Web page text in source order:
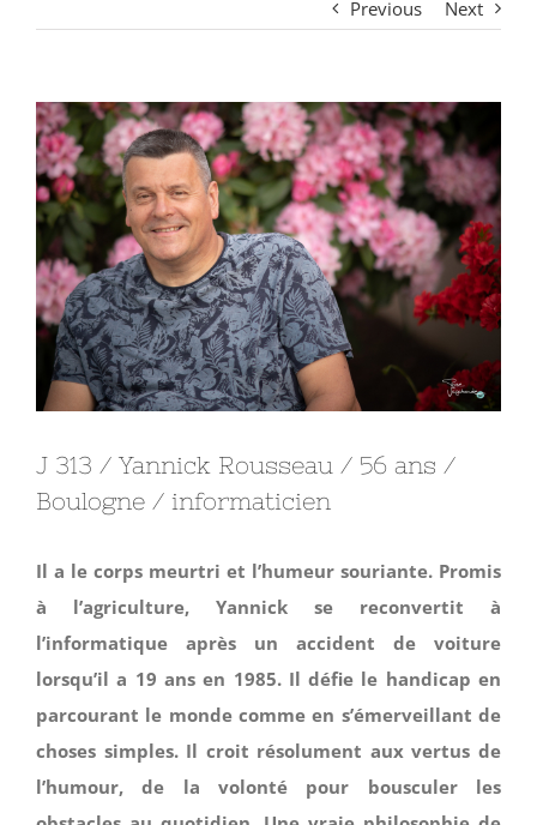
Previous Next
View
Larger
Image
J 313 / Yannick Rousseau / 56 ans /
Boulogne / informaticien
Il a le corps meurtri et l’humeur souriante. Promis
à l’agriculture, Yannick se reconvertit à
l’informatique après un accident de voiture
lorsqu’il a 19 ans en 1985. Il défie le handicap en
parcourant le monde comme en s’émerveillant de
choses simples. Il croit résolument aux vertus de
l’humour, de la volonté pour bousculer les